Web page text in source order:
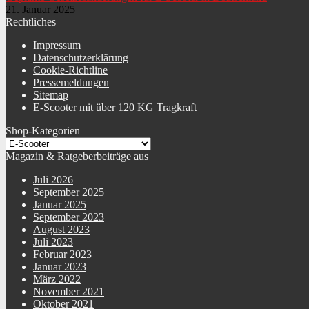
21. Januar 2025
Rechtliches
Impressum
Datenschutzerklärung
Cookie-Richtline
Pressemeldungen
Sitemap
E-Scooter mit über 120 KG Tragkraft
Shop-Kategorien
Magazin & Ratgeberbeiträge aus
Juli 2026
September 2025
Januar 2025
September 2023
August 2023
Juli 2023
Februar 2023
Januar 2023
März 2022
November 2021
Oktober 2021